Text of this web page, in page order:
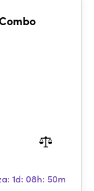
Combo
1d: 08h: 50m